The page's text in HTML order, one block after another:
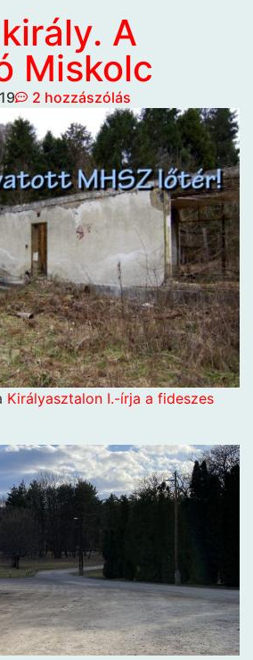
A
Miskolc
2 hozzászólás
Királyasztalon I.-írja a fideszes